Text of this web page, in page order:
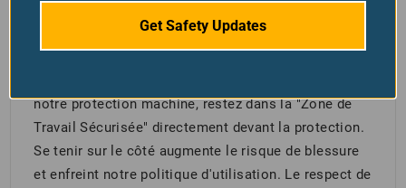
respect signifie que vous acceptez l’entière
notre protection machine, restez dans la "Zone de
Travail Sécurisée" directement devant la protection.
Se tenir sur le côté augmente le risque de blessure
et enfreint notre politique d'utilisation. Le respect de
Get Safety Updates